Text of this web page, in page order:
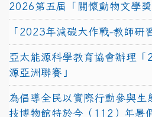
2026第五屆「關懷動物文學
「2023年減碳大作戰-教師研
亞太能源科學教育協會辦理
源亞洲聯賽」
為倡導全民以實際行動參與生
技博物館特於今（112）年暑